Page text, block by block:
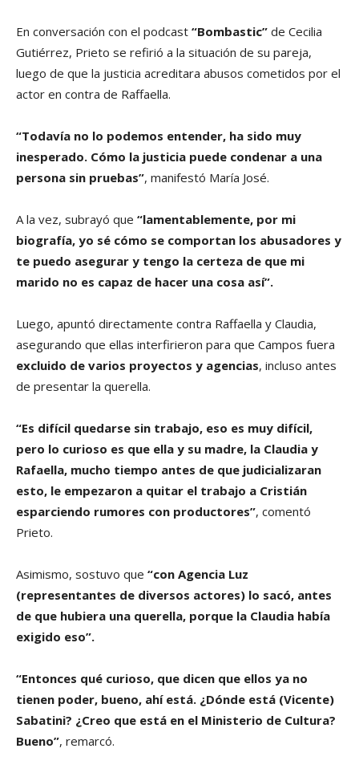
En conversación con el podcast “Bombastic” de Cecilia
Gutiérrez, Prieto se refirió a la situación de su pareja,
luego de que la justicia acreditara abusos cometidos por el
actor en contra de Raffaella.
“Todavía no lo podemos entender, ha sido muy
inesperado. Cómo la justicia puede condenar a una
persona sin pruebas”, manifestó María José.
A la vez, subrayó que “lamentablemente, por mi
biografía, yo sé cómo se comportan los abusadores y
te puedo asegurar y tengo la certeza de que mi
marido no es capaz de hacer una cosa así”.
Luego, apuntó directamente contra Raffaella y Claudia,
asegurando que ellas interfirieron para que Campos fuera
excluido de varios proyectos y agencias, incluso antes
de presentar la querella.
“Es difícil quedarse sin trabajo, eso es muy difícil,
pero lo curioso es que ella y su madre, la Claudia y
Rafaella, mucho tiempo antes de que judicializaran
esto, le empezaron a quitar el trabajo a Cristián
esparciendo rumores con productores”, comentó
Prieto.
Asimismo, sostuvo que “con Agencia Luz
(representantes de diversos actores) lo sacó, antes
de que hubiera una querella, porque la Claudia había
exigido eso”.
“Entonces qué curioso, que dicen que ellos ya no
tienen poder, bueno, ahí está. ¿Dónde está (Vicente)
Sabatini? ¿Creo que está en el Ministerio de Cultura?
Bueno”, remarcó.